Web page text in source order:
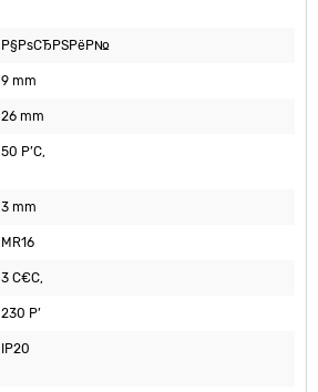
Р§РѕСЂРЅРёР№
9 mm
26 mm
50 Р’С‚
3 mm
MR16
3 С€С‚
230 Р’
IP20